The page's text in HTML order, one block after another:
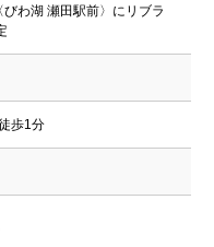
わ湖 瀬田駅前〉にリブラ
歩1分